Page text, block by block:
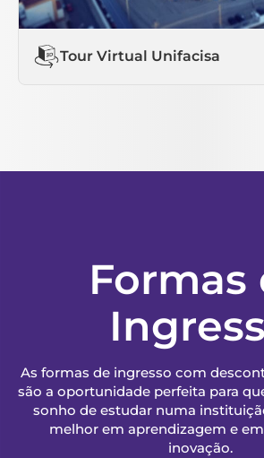
Tour Virtual Unifacisa
Formas
As formas de ingresso com
são a oportunidade perfeita para
sonho de estudar numa
melhor em aprendizagem e
inovação.